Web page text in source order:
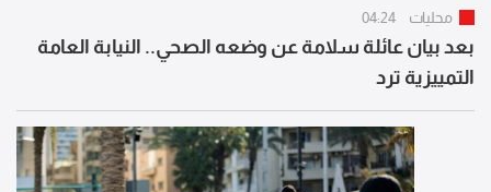
محليات 04:24
بعد بيان عائلة سلامة عن وضعه الصحي.. النيابة العامة
التمييزية ترد